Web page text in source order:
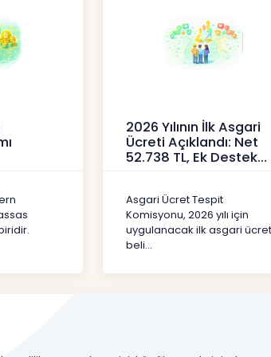
2026 Yılının İlk Asgari
Ücreti Açıklandı: Net
52.738 TL, Ek Destek
Asgari Ücret Tespit
Komisyonu, 2026 yılı için
uygulanacak ilk asgari
beli...